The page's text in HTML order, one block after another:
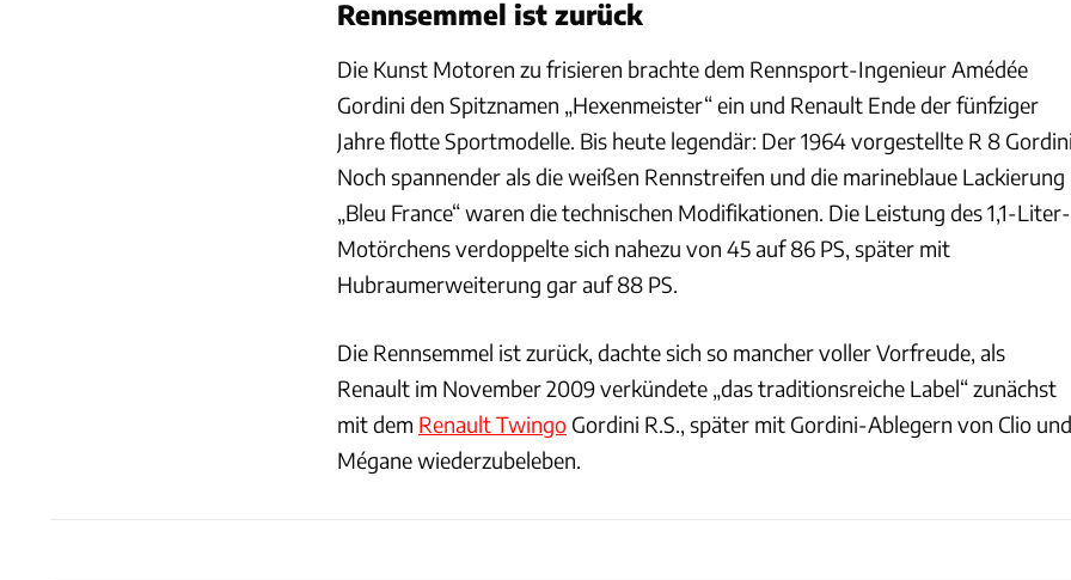
Rennsemmel ist zurück
Die Kunst Motoren zu frisieren brachte dem Rennsport-Ingenieur Amédée
Gordini den Spitznamen „Hexenmeister“ ein und Renault Ende der fünfziger
Jahre flotte Sportmodelle. Bis heute legendär: Der 1964 vorgestellte R 8
Noch spannender als die weißen Rennstreifen und die marineblaue Lackierung
„Bleu France“ waren die technischen Modifikationen. Die Leistung des 1,1-Liter-
Motörchens verdoppelte sich nahezu von 45 auf 86 PS, später mit
Hubraumerweiterung gar auf 88 PS.
Die Rennsemmel ist zurück, dachte sich so mancher voller Vorfreude, als
Renault im November 2009 verkündete „das traditionsreiche Label“ zunächst
mit dem Renault Twingo Gordini R.S., später mit Gordini-Ablegern von Clio und
Mégane wiederzubeleben.